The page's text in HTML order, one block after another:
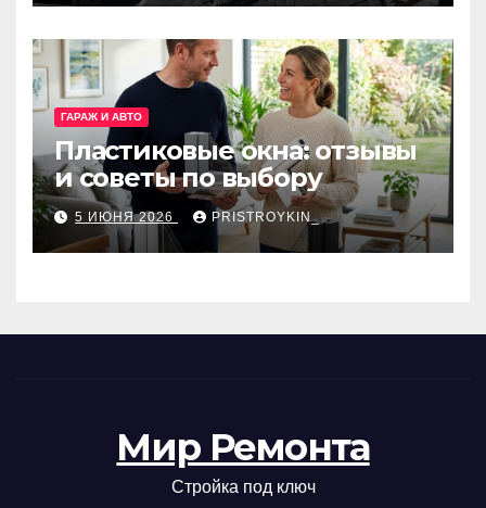
ГАРАЖ И АВТО
Пластиковые окна: отзывы
и советы по выбору
5 ИЮНЯ 2026 PRISTROYKIN_
Мир Ремонта
Стройка под ключ